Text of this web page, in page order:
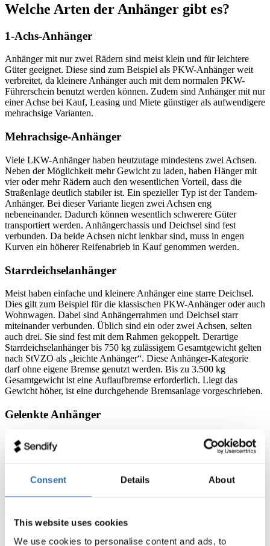
Consent Details About
This website uses cookies
We use cookies to personalise content and ads, to
Welche Arten der Anhänger gibt es?
1-Achs-Anhänger
Anhänger mit nur zwei Rädern sind meist klein und für leichtere
Güter geeignet. Diese sind zum Beispiel als PKW-Anhänger weit
verbreitet, da kleinere Anhänger auch mit dem normalen PKW-
Führerschein benutzt werden können. Zudem sind Anhänger mit nur
einer Achse bei Kauf, Leasing und Miete günstiger als aufwendigere
mehrachsige Varianten.
Mehrachsige-Anhänger
Viele LKW-Anhänger haben heutzutage mindestens zwei Achsen.
Neben der Möglichkeit mehr Gewicht zu laden, haben Hänger mit
vier oder mehr Rädern auch den wesentlichen Vorteil, dass die
Straßenlage deutlich stabiler ist. Ein spezieller Typ ist der Tandem-
Anhänger. Bei dieser Variante liegen zwei Achsen eng
nebeneinander. Dadurch können wesentlich schwerere Güter
transportiert werden. Anhängerchassis und Deichsel sind fest
verbunden. Da beide Achsen nicht lenkbar sind, muss in engen
Kurven ein höherer Reifenabrieb in Kauf genommen werden.
Starrdeichselanhänger
Meist haben einfache und kleinere Anhänger eine starre Deichsel.
Dies gilt zum Beispiel für die klassischen PKW-Anhänger oder auch
Wohnwagen. Dabei sind Anhängerrahmen und Deichsel starr
miteinander verbunden. Üblich sind ein oder zwei Achsen, selten
auch drei. Sie sind fest mit dem Rahmen gekoppelt. Derartige
Starrdeichselanhänger bis 750 kg zulässigem Gesamtgewicht gelten
nach StVZO als „leichte Anhänger“. Diese Anhänger-Kategorie
darf ohne eigene Bremse genutzt werden. Bis zu 3.500 kg
Gesamtgewicht ist eine Auflaufbremse erforderlich. Liegt das
Gewicht höher, ist eine durchgehende Bremsanlage vorgeschrieben.
Gelenkte Anhänger
Diese haben meist zwei oder mehrere Achsen. Die vordere Achse
des Anhängers ist dabei drehbar gelagert, was das Kurvenfahren
Anhänger sind häufig nach diesem Prinzip gebaut. Pkw-Anhänger
bestehen. Bei mehr als zwei Achsen sind es 24 Tonnen.